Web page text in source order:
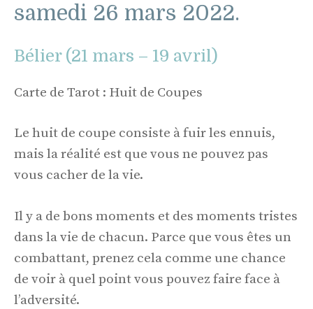
samedi 26 mars 2022.
Bélier (21 mars – 19 avril)
Carte de Tarot : Huit de Coupes
Le huit de coupe consiste à fuir les ennuis,
mais la réalité est que vous ne pouvez pas
vous cacher de la vie.
Il y a de bons moments et des moments tristes
dans la vie de chacun. Parce que vous êtes un
combattant, prenez cela comme une chance
de voir à quel point vous pouvez faire face à
l’adversité.